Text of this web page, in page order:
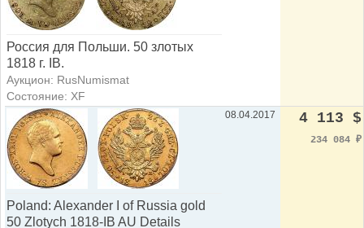
Россия для Польши. 50 злотых
1818 г. IB.
Аукцион: RusNumismat
Состояние: XF
Poland: Alexander I of Russia gold
50 Zlotych 1818-IB AU Details
08.04.2017 4 113 $
234 084 ₽